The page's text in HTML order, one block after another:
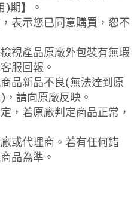
)期】。
表示您已同意購買，恕不
視產品原廠外包裝有無瑕
服回報。
品新品不良(無法達到原
請向原廠反映。
，若原廠判定商品正常，
或代理商。若有任何錯
品為準。